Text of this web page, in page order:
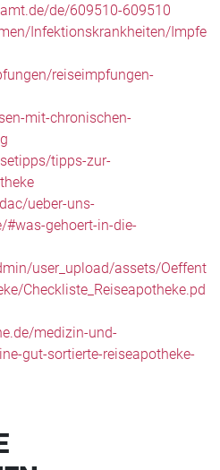
de/609510-609510
Infektionskrankheiten/Impfe
reiseimpfungen-
mit-chronischen-
tipps-zur-
ueber-uns-
#was-gehoert-in-die-
user_upload/assets/Oeffent
Checkliste_Reiseapotheke.pd
medizin-und-
gut-sortierte-reiseapotheke-